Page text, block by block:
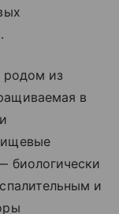
родом из
в
биологически
и